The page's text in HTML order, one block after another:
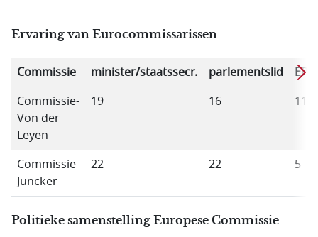
Ervaring van Eurocommissarissen
Commissie minister/staatssecr. parlementslid
EP
Commissie-
Von der
Leyen
19 16 11
Commissie-
Juncker
22 22 5
Politieke samenstelling Europese Commissie